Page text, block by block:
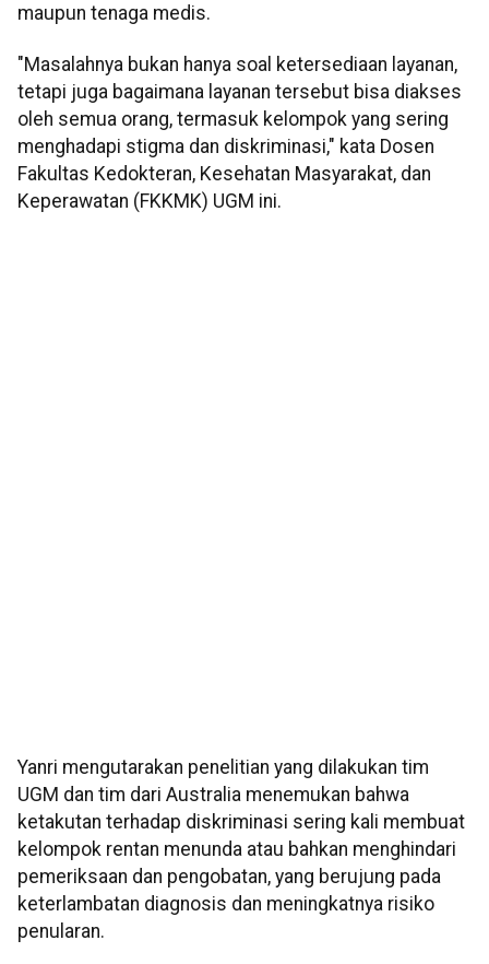
maupun tenaga medis.
"Masalahnya bukan hanya soal ketersediaan layanan,
tetapi juga bagaimana layanan tersebut bisa diakses
oleh semua orang, termasuk kelompok yang sering
menghadapi stigma dan diskriminasi," kata Dosen
Fakultas Kedokteran, Kesehatan Masyarakat, dan
Keperawatan (FKKMK) UGM ini.
Yanri mengutarakan penelitian yang dilakukan tim
UGM dan tim dari Australia menemukan bahwa
ketakutan terhadap diskriminasi sering kali membuat
kelompok rentan menunda atau bahkan menghindari
pemeriksaan dan pengobatan, yang berujung pada
keterlambatan diagnosis dan meningkatnya risiko
penularan.